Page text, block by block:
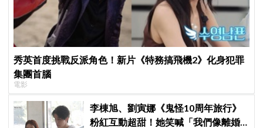
秀英首度挑戰反派角色！新片《特務搞飛機2》化身犯罪
集團首腦
電影
李棟旭、劉寅娜《鬼怪10周年旅行》
粉紅互動超甜！她笑喊「我們像離婚